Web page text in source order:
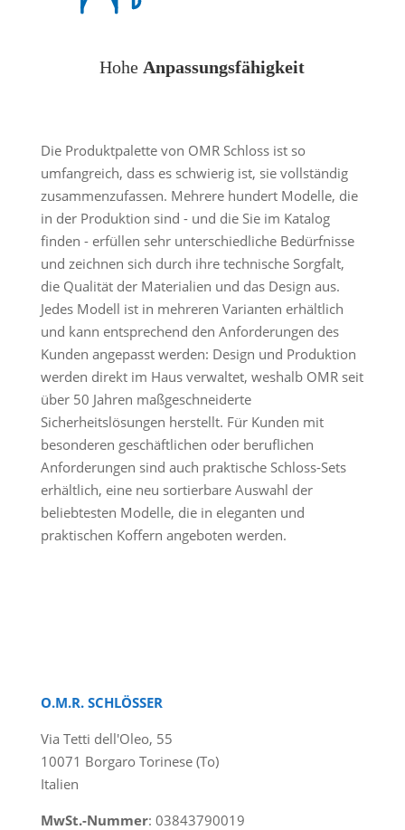
Hohe Anpassungsfähigkeit
Die Produktpalette von OMR Schloss ist so
umfangreich, dass es schwierig ist, sie vollständig
zusammenzufassen. Mehrere hundert Modelle, die
in der Produktion sind - und die Sie im Katalog
finden - erfüllen sehr unterschiedliche Bedürfnisse
und zeichnen sich durch ihre technische Sorgfalt,
die Qualität der Materialien und das Design aus.
Jedes Modell ist in mehreren Varianten erhältlich
und kann entsprechend den Anforderungen des
Kunden angepasst werden: Design und Produktion
werden direkt im Haus verwaltet, weshalb OMR seit
über 50 Jahren maßgeschneiderte
Sicherheitslösungen herstellt. Für Kunden mit
besonderen geschäftlichen oder beruflichen
Anforderungen sind auch praktische Schloss-Sets
erhältlich, eine neu sortierbare Auswahl der
beliebtesten Modelle, die in eleganten und
praktischen Koffern angeboten werden.
O.M.R. SCHLÖSSER
Via Tetti dell'Oleo, 55
10071 Borgaro Torinese (To)
Italien
MwSt.-Nummer: 03843790019